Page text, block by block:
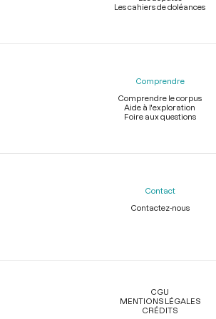
Les cahiers de doléances
Comprendre
Comprendre le corpus
Aide à l'exploration
Foire aux questions
Contact
Contactez-nous
Légal
CGU
MENTIONS LÉGALES
CRÉDITS